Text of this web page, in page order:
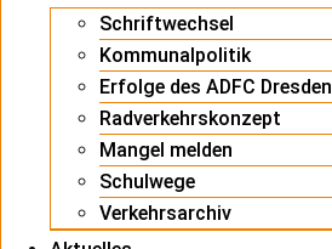
Schriftwechsel
Kommunalpolitik
Erfolge des ADFC Dresden
Radverkehrskonzept
Mangel melden
Schulwege
Verkehrsarchiv